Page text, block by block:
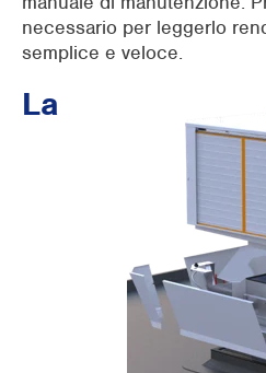
necessario per leggerlo
semplice e veloce.
La